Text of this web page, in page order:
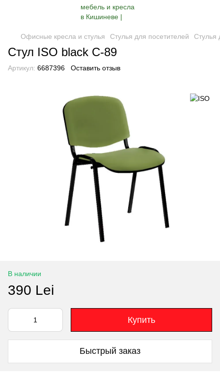
Офисные кресла и стулья Стулья для посетителей Стулья
Стул ISO black С-89
Артикул: 6687396 Оставить отзыв
В наличии
390 Lei
Купить
Быстрый заказ